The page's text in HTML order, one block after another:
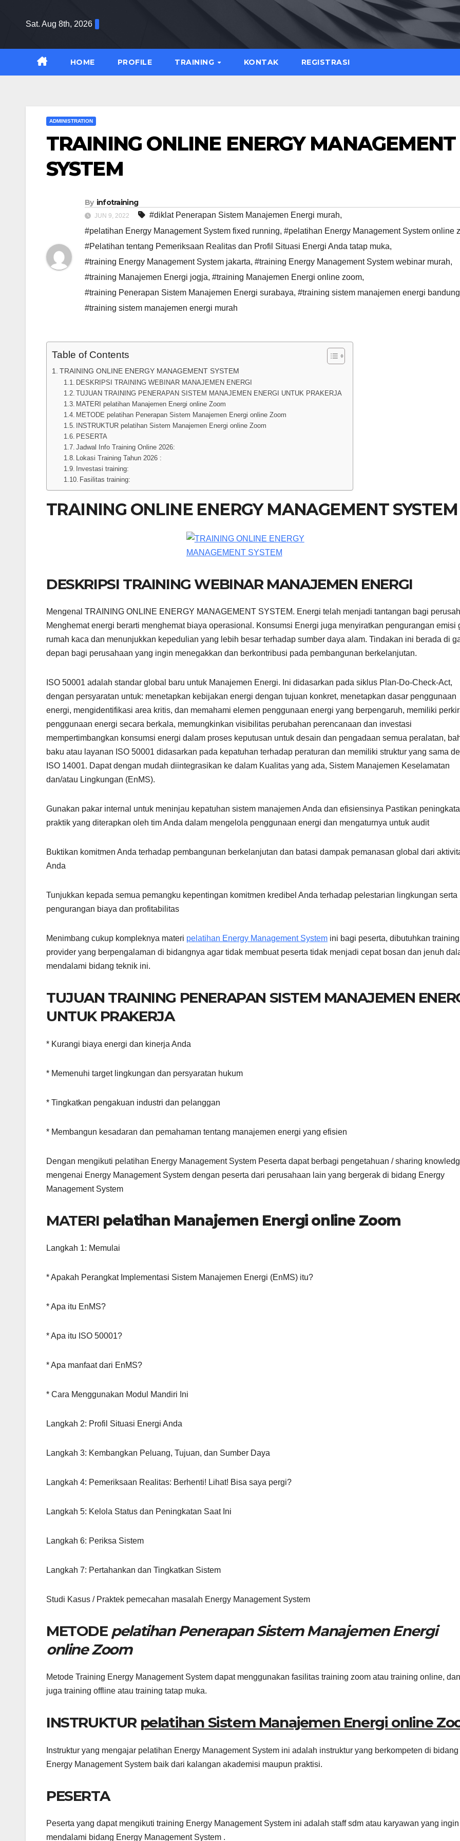
Sat. Aug 8th, 2026
HOME PROFILE TRAINING KONTAK REGISTRASI
ADMINISTRATION
TRAINING ONLINE ENERGY MANAGEMENT
SYSTEM
By infotraining
JUN 9, 2022 #diklat Penerapan Sistem Manajemen Energi murah,
#pelatihan Energy Management System fixed running, #pelatihan Energy Management System online
#Pelatihan tentang Pemeriksaan Realitas dan Profil Situasi Energi Anda tatap muka,
#training Energy Management System jakarta, #training Energy Management System webinar murah,
#training Manajemen Energi jogja, #training Manajemen Energi online zoom,
#training Penerapan Sistem Manajemen Energi surabaya, #training sistem manajemen energi bandung
#training sistem manajemen energi murah
Table of Contents
TRAINING ONLINE ENERGY MANAGEMENT SYSTEM
DESKRIPSI TRAINING WEBINAR MANAJEMEN ENERGI
TUJUAN TRAINING PENERAPAN SISTEM MANAJEMEN ENERGI UNTUK PRAKERJA
MATERI pelatihan Manajemen Energi online Zoom
METODE pelatihan Penerapan Sistem Manajemen Energi online Zoom
INSTRUKTUR pelatihan Sistem Manajemen Energi online Zoom
PESERTA
Jadwal Info Training Online 2026:
Lokasi Training Tahun 2026 :
Investasi training:
Fasilitas training:
TRAINING ONLINE ENERGY MANAGEMENT SYSTEM
DESKRIPSI TRAINING WEBINAR MANAJEMEN ENERGI
Mengenal TRAINING ONLINE ENERGY MANAGEMENT SYSTEM. Energi telah menjadi tantangan bagi
Menghemat energi berarti menghemat biaya operasional. Konsumsi Energi juga menyiratkan pengurangan emisi
rumah kaca dan menunjukkan kepedulian yang lebih besar terhadap sumber daya alam. Tindakan ini berada di
depan bagi perusahaan yang ingin menegakkan dan berkontribusi pada pembangunan berkelanjutan.
ISO 50001 adalah standar global baru untuk Manajemen Energi. Ini didasarkan pada siklus Plan-Do-Check-Act,
dengan persyaratan untuk: menetapkan kebijakan energi dengan tujuan konkret, menetapkan dasar penggunaan
energi, mengidentifikasi area kritis, dan memahami elemen penggunaan energi yang berpengaruh, memiliki
penggunaan energi secara berkala, memungkinkan visibilitas perubahan perencanaan dan investasi
mempertimbangkan konsumsi energi dalam proses keputusan untuk desain dan pengadaan semua peralatan,
baku atau layanan ISO 50001 didasarkan pada kepatuhan terhadap peraturan dan memiliki struktur yang sama
ISO 14001. Dapat dengan mudah diintegrasikan ke dalam Kualitas yang ada, Sistem Manajemen Keselamatan
dan/atau Lingkungan (EnMS).
Gunakan pakar internal untuk meninjau kepatuhan sistem manajemen Anda dan efisiensinya Pastikan
praktik yang diterapkan oleh tim Anda dalam mengelola penggunaan energi dan mengaturnya untuk audit
Buktikan komitmen Anda terhadap pembangunan berkelanjutan dan batasi dampak pemanasan global dari
Anda
Tunjukkan kepada semua pemangku kepentingan komitmen kredibel Anda terhadap pelestarian lingkungan serta
pengurangan biaya dan profitabilitas
Menimbang cukup kompleknya materi pelatihan Energy Management System ini bagi peserta, dibutuhkan training
provider yang berpengalaman di bidangnya agar tidak membuat peserta tidak menjadi cepat bosan dan jenuh
mendalami bidang teknik ini.
TUJUAN TRAINING PENERAPAN SISTEM MANAJEMEN
UNTUK PRAKERJA
* Kurangi biaya energi dan kinerja Anda
* Memenuhi target lingkungan dan persyaratan hukum
* Tingkatkan pengakuan industri dan pelanggan
* Membangun kesadaran dan pemahaman tentang manajemen energi yang efisien
Dengan mengikuti pelatihan Energy Management System Peserta dapat berbagi pengetahuan / sharing
mengenai Energy Management System dengan peserta dari perusahaan lain yang bergerak di bidang Energy
Management System
MATERI pelatihan Manajemen Energi online Zoom
Langkah 1: Memulai
* Apakah Perangkat Implementasi Sistem Manajemen Energi (EnMS) itu?
* Apa itu EnMS?
* Apa itu ISO 50001?
* Apa manfaat dari EnMS?
* Cara Menggunakan Modul Mandiri Ini
Langkah 2: Profil Situasi Energi Anda
Langkah 3: Kembangkan Peluang, Tujuan, dan Sumber Daya
Langkah 4: Pemeriksaan Realitas: Berhenti! Lihat! Bisa saya pergi?
Langkah 5: Kelola Status dan Peningkatan Saat Ini
Langkah 6: Periksa Sistem
Langkah 7: Pertahankan dan Tingkatkan Sistem
Studi Kasus / Praktek pemecahan masalah Energy Management System
METODE pelatihan Penerapan Sistem Manajemen Energi
online Zoom
Metode Training Energy Management System dapat menggunakan fasilitas training zoom atau training online,
juga training offline atau training tatap muka.
INSTRUKTUR pelatihan Sistem Manajemen Energi online
Instruktur yang mengajar pelatihan Energy Management System ini adalah instruktur yang berkompeten di bidang
Energy Management System baik dari kalangan akademisi maupun praktisi.
PESERTA
Peserta yang dapat mengikuti training Energy Management System ini adalah staff sdm atau karyawan yang ingin
mendalami bidang Energy Management System .